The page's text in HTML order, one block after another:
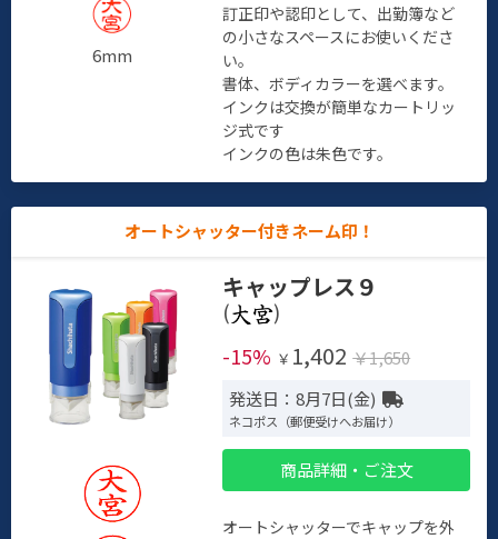
6mm
訂正印や認印として、出勤簿など
の小さなスペースにお使いくださ
い。
書体、ボディカラーを選べます。
インクは交換が簡単なカートリッ
ジ式です
インクの色は朱色です。
オートシャッター付きネーム印！
キャップレス９
(
)
-15% ￥ 1,402 ￥1,650
発送日：8月7日(金)
ネコポス（郵便受けへお届け）
商品詳細・ご注文
オートシャッターでキャップを外